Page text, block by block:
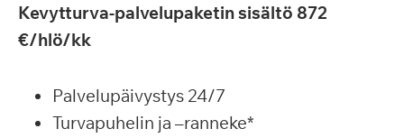
Kevytturva-palvelupaketin sisältö 872
€/hlö/kk
Palvelupäivystys 24/7
Turvapuhelin ja –ranneke*